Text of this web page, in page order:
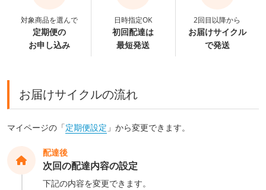
対象商品を選んで
定期便の
お申し込み
日時指定OK
初回配達は
最短発送
2回目以降から
お届けサイクル
で発送
お届けサイクルの流れ
マイページの「定期便設定 」から変更できます。
配達後
次回の配達内容の設定
下記の内容を変更できます。